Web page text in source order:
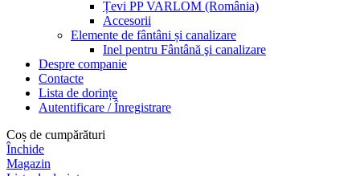
Țevi PP VARLOM (România)
Accesorii
Elemente de fântâni și canalizare
Inel pentru Fântână şi canalizare
Despre companie
Contacte
Lista de dorințe
Autentificare / Înregistrare
Coș de cumpărături
Închide
Magazin